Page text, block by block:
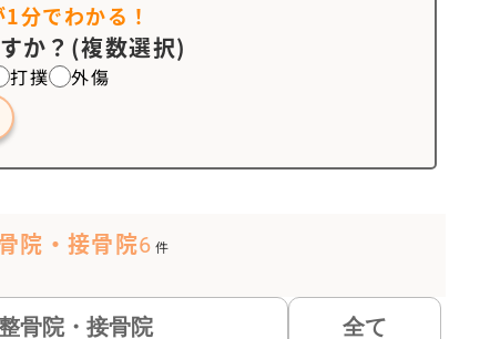
1分でわかる！
か？(複数選択)
打撲 外傷
院・接骨院6 件
骨院・接骨院 全て